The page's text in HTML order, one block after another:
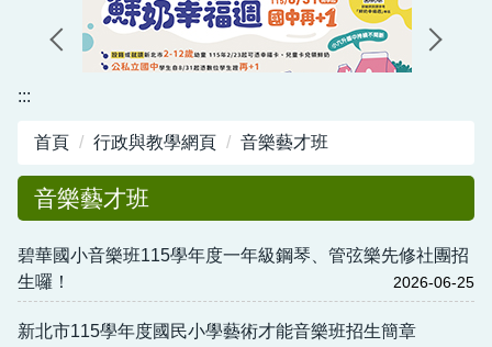
公告訊息
資訊中心
:::
首頁 行政與教學網頁 音樂藝才班
音樂藝才班
碧華國小音樂班115學年度一年級鋼琴、管弦樂先修社團招
生囉！
2026-06-25
新北市115學年度國民小學藝術才能音樂班招生簡章